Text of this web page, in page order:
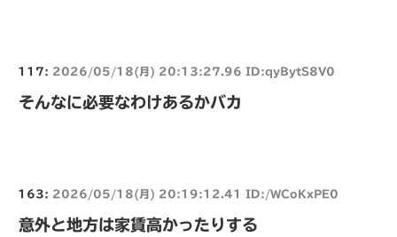
117: 2026/05/18(月) 20:13:27.96 ID:qyBytS8V0
そんなに必要なわけあるかバカ
163: 2026/05/18(月) 20:19:12.41 ID:/WCoKxPE0
意外と地方は家賃高かったりする